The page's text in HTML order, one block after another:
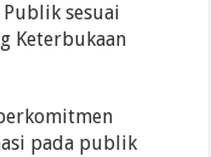
sesuai
Keterbukaan
pada publik